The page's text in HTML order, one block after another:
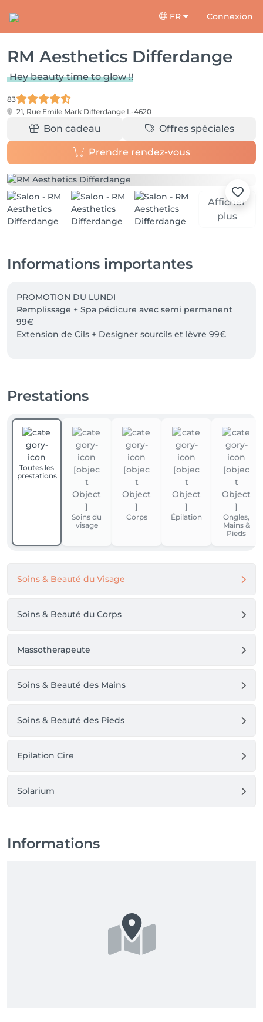
FR Connexion
RM Aesthetics Differdange
Hey beauty time to glow !!
83
21, Rue Emile Mark Differdange L-4620
Bon cadeau Offres spéciales
Prendre rendez-vous
Afficher
plus
Informations importantes
PROMOTION DU LUNDI
Remplissage + Spa pédicure avec semi permanent
99€
Prestations
Toutes les
prestations
Soins du
visage
Corps Épilation
Ongles,
Mains &
Pieds
Soins & Beauté du Visage
Soins & Beauté du Corps
Massotherapeute
Soins & Beauté des Mains
Soins & Beauté des Pieds
Epilation Cire
Solarium
Informations